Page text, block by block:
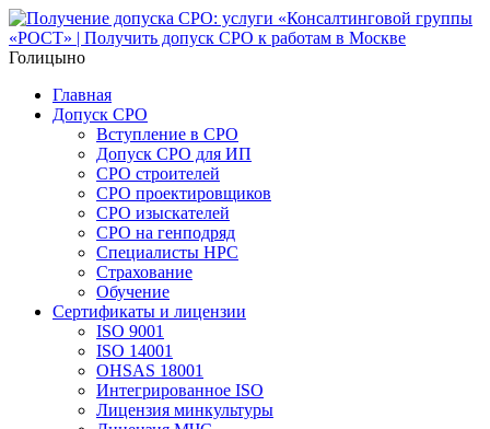
Голицыно
Главная
Допуск СРО
Вступление в СРО
Допуск СРО для ИП
СРО строителей
СРО проектировщиков
СРО изыскателей
СРО на генподряд
Специалисты НРС
Страхование
Обучение
Сертификаты и лицензии
ISO 9001
ISO 14001
OHSAS 18001
Интегрированное ISO
Лицензия минкультуры